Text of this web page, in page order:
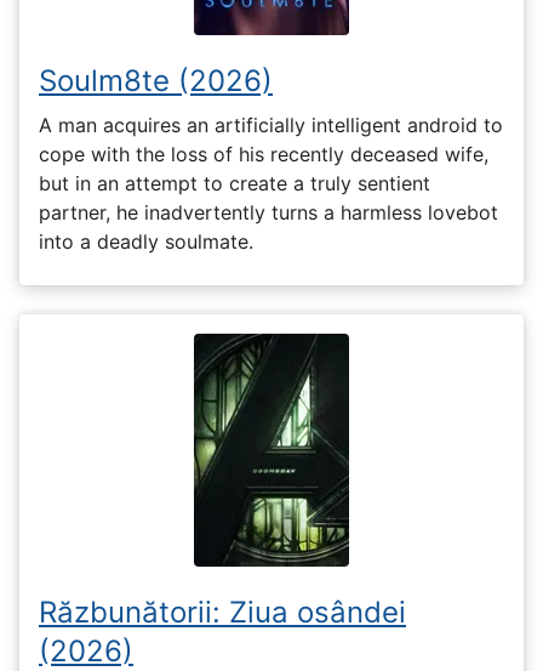
Soulm8te (2026)
A man acquires an artificially intelligent android to
cope with the loss of his recently deceased wife,
but in an attempt to create a truly sentient
partner, he inadvertently turns a harmless lovebot
into a deadly soulmate.
Răzbunătorii: Ziua osândei
(2026)